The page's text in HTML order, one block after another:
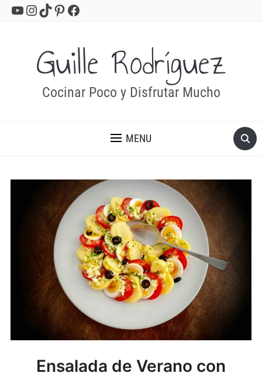
YouTube
Instagram
TikTok
Pinterest
Facebook
Guille Rodríguez
Cocinar Poco y Disfrutar Mucho
MENU
Ensalada de Verano con